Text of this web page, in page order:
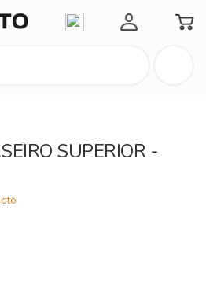
Minha Conta
SUPERIOR -